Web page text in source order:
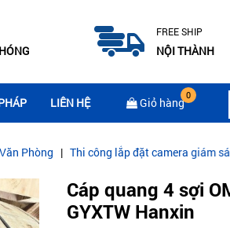
FREE SHIP
NỘI THÀNH
LIÊN HỆ Giỏ hàng
0
Thi công lắp đặt camera giám sát cho Văn
Cáp quang 4 sợi
GYXTW Hanxin